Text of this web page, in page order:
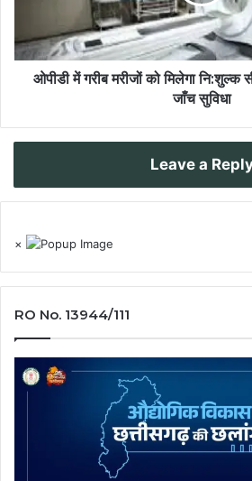
ओपीडी में गरीब मरीजों को मिलेगा
जाँच सुविधा
Leave a
×
RO No. 13944/111